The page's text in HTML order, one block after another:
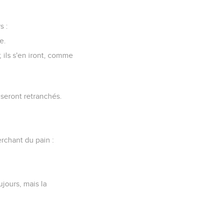
:
ils s'en iront, comme
retranchés.
du pain :
mais la